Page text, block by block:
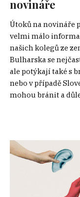
novináře
Útoků na novináře
velmi málo
našich kolegů ze
Bulharska se
ale potýkají také s
nebo v případě
mohou bránit a